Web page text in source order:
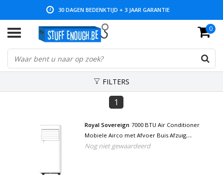
30 DAGEN BEDENKTIJD + 3 JAAR GARANTIE
LAGE PRIJZEN EN RUIM ASSORTIMENT 0
FILTERS
1
Royal Sovereign 7000 BTU Air Conditioner
Mobiele Airco met Afvoer Buis Afzuig
Slang - Draagbare Luchtkoeler Ventilator -
Nog niet gewaardeerd